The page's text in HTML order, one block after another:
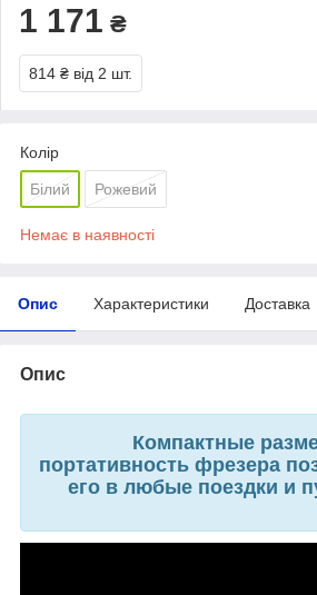
1 171 ₴
814 ₴ від 2 шт.
Колір
Білий Рожевий
Немає в наявності
Опис Характеристики Доставка
Опис
Компактные
портативность фрезера
его в любые поездки и